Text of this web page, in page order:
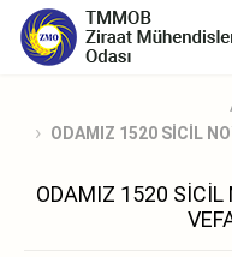
ODAMIZ 1520 SİCİL
ODAMIZ 1520 SİCİL